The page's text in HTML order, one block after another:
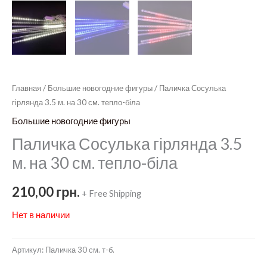
Главная / Большие новогодние фигуры/ Паличка Сосулька
гірлянда 3.5 м. на 30 см. тепло-біла
Большие новогодние фигуры
Паличка Сосулька гірлянда 3.5
м. на 30 см. тепло-біла
210,00грн. + Free Shipping
Нет в наличии
Артикул: Паличка 30 см. т-б.